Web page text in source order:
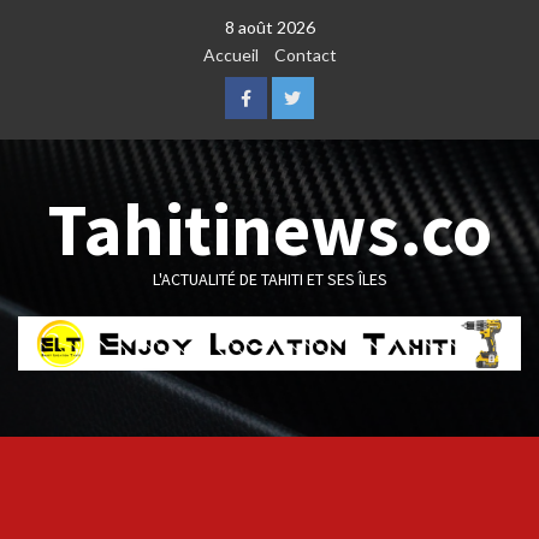
8 août 2026
Accueil
Contact
FacebookTwitter
Tahitinews.co
L'ACTUALITÉ DE TAHITI ET SES ÎLES